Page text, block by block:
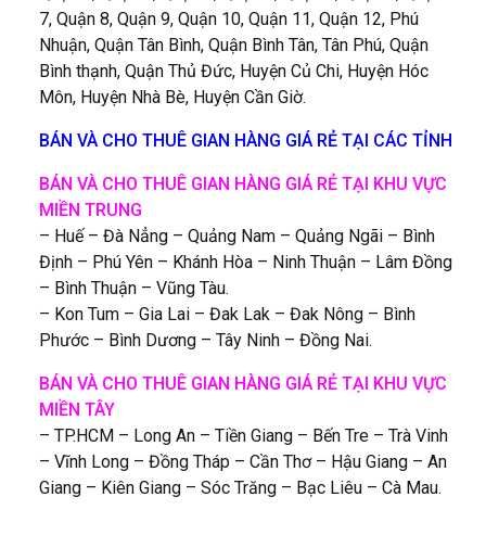
7, Quận 8, Quận 9, Quận 10, Quận 11, Quận 12, Phú
Nhuận, Quận Tân Bình, Quận Bình Tân, Tân Phú, Quận
Bình thạnh, Quận Thủ Đức, Huyện Củ Chi, Huyện Hóc
Môn, Huyện Nhà Bè, Huyện Cần Giờ.
BÁN VÀ CHO THUÊ GIAN HÀNG GIÁ RẺ TẠI CÁC TỈNH
BÁN VÀ CHO THUÊ GIAN HÀNG GIÁ RẺ TẠI KHU VỰC
MIỀN TRUNG
– Huế – Đà Nẳng – Quảng Nam – Quảng Ngãi – Bình
Định – Phú Yên – Khánh Hòa – Ninh Thuận – Lâm Đồng
– Bình Thuận – Vũng Tàu.
– Kon Tum – Gia Lai – Đak Lak – Đak Nông – Bình
Phước – Bình Dương – Tây Ninh – Đồng Nai.
BÁN VÀ CHO THUÊ GIAN HÀNG GIÁ RẺ TẠI KHU VỰC
MIỀN TÂY
– TP.HCM – Long An – Tiền Giang – Bến Tre – Trà Vinh
– Vĩnh Long – Đồng Tháp – Cần Thơ – Hậu Giang – An
Giang – Kiên Giang – Sóc Trăng – Bạc Liêu – Cà Mau.